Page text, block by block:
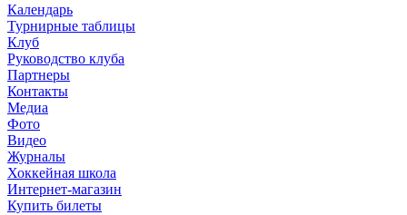
Календарь
Турнирные таблицы
Клуб
Руководство клуба
Партнеры
Контакты
Медиа
Фото
Видео
Журналы
Хоккейная школа
Интернет-магазин
Купить билеты